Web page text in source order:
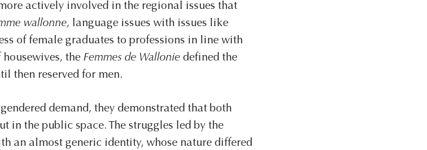
actively involved in the regional issues that
wallonne, language issues with issues like
of female graduates to professions in line with
theFemmes de Wallonie defined the
then reserved for men.
demand, they demonstrated that both
in the public space. The struggles led by the
an almost generic identity, whose nature differed